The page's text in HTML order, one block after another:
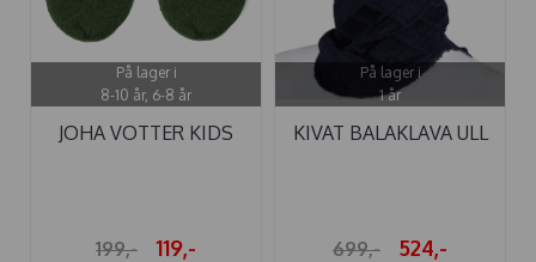
På lager i
8-10 år, 6-8 år
JOHA VOTTER KIDS
199,- 119,-
På lager i
1 år
KIVAT BALAKLAVA ULL
699,- 524,-